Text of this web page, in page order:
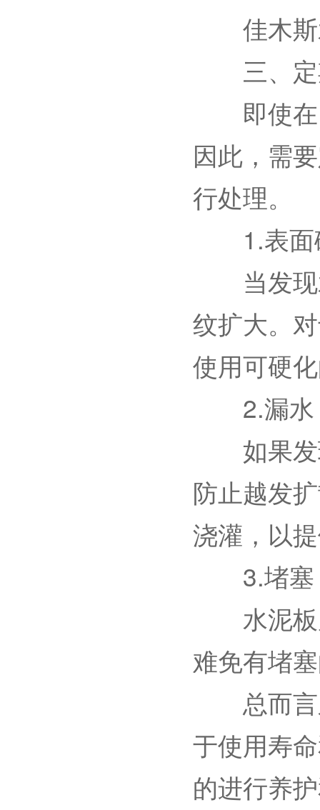
佳木斯
三、定
即使在
因此，需
行处理。
1.表面
当发现
纹扩大。
使用可硬
2.漏水
如果发
防止越发
浇灌，以
3.堵塞
水泥板
难免有堵
总而言
于使用寿
的进行养